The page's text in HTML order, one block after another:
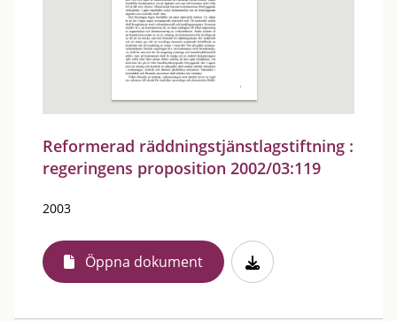
Reformerad räddningstjänstlagstiftning :
regeringens proposition 2002/03:119
2003
Öppna dokument